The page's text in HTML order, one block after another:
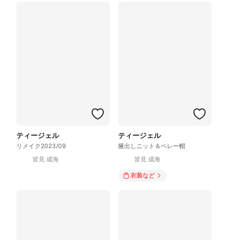
ティージェル
リメイク2023/09
皆見 成海
ティージェル
腋出しニット＆ベレー帽
皆見 成海
衣装など